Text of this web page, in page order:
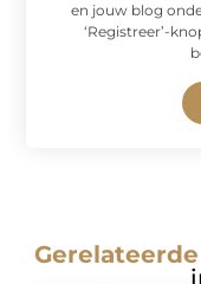
en jouw blog
‘Registreer’-